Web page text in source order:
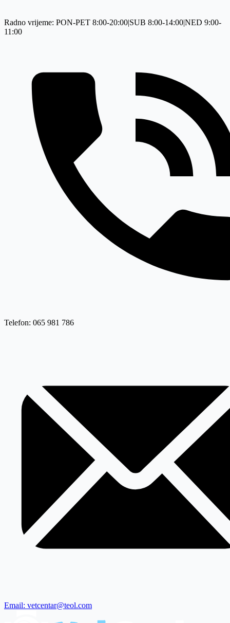
Radno vrijeme: PON-PET 8:00-20:00|SUB 8:00-14:00|NED 9:00-
11:00
Telefon: 065 981 786
Email: vetcentar@teol.com